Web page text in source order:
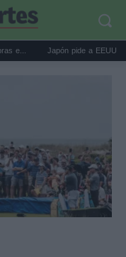
Japón pide a EEUU que